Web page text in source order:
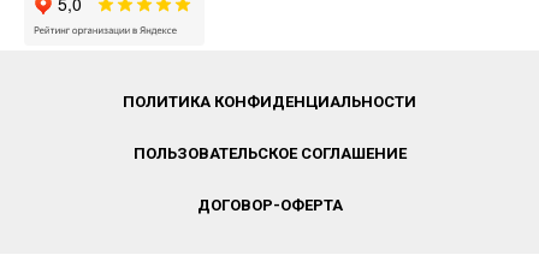
ПОЛИТИКА КОНФИДЕНЦИАЛЬНОСТИ
ПОЛЬЗОВАТЕЛЬСКОЕ СОГЛАШЕНИЕ
ДОГОВОР-ОФЕРТА